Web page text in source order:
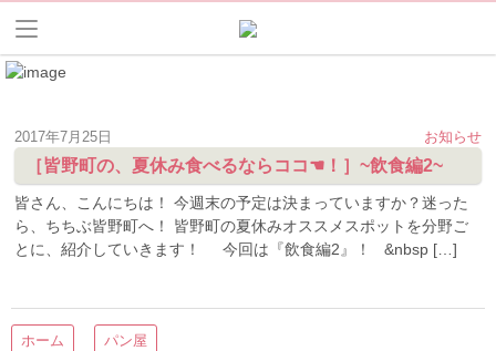
お知らせ
2017年7月25日
［皆野町の、夏休み食べるならココ☚！］~飲食編2~
皆さん、こんにちは！ 今週末の予定は決まっていますか？迷った
ら、ちちぶ皆野町へ！ 皆野町の夏休みオススメスポットを分野ご
とに、紹介していきます！ 今回は『飲食編2』！ &nbsp […]
ホーム パン屋